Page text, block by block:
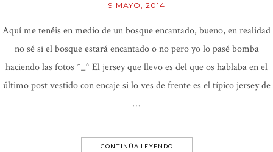
9 MAYO, 2014
Aquí me tenéis en medio de un bosque encantado, bueno, en realidad
no sé si el bosque estará encantado o no pero yo lo pasé bomba
haciendo las fotos ^_^ El jersey que llevo es del que os hablaba en el
último post vestido con encaje si lo ves de frente es el típico jersey de
…
CONTINÚA LEYENDO